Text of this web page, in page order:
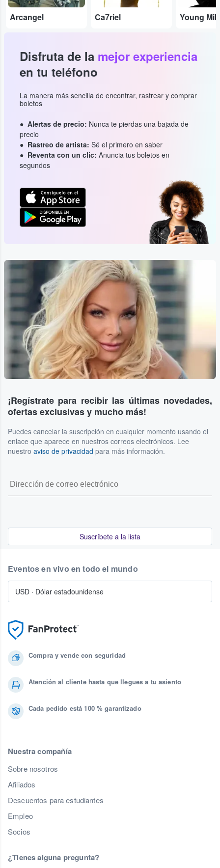
Arcangel Ca7riel Young
Disfruta de la mejor experiencia
en tu teléfono
La manera más sencilla de encontrar, rastrear y comprar
boletos
Alertas de precio: Nunca te pierdas una bajada de
precio
Rastreo de artista: Sé el primero en saber
Reventa con un clic: Anuncia tus boletos en
segundos
¡Regístrate para recibir las últimas novedades,
ofertas exclusivas y mucho más!
Puedes cancelar la suscripción en cualquier momento usando el
enlace que aparece en nuestros correos electrónicos. Lee
nuestro aviso de privacidad para más información.
Suscríbete a la lista
Compra y vende con seguridad
Atención al cliente hasta que llegues a tu asiento
Cada pedido está 100 % garantizado
Nuestra compañía
Sobre nosotros
Afiliados
Descuentos para estudiantes
Empleo
Socios
¿Tienes alguna pregunta?
Eventos en vivo en todo el mundo
USD · Dólar estadounidense